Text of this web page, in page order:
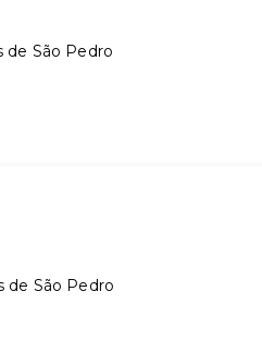
de São Pedro
de São Pedro